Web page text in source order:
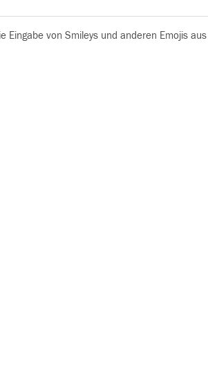
Eingabe von Smileys und anderen Emojis